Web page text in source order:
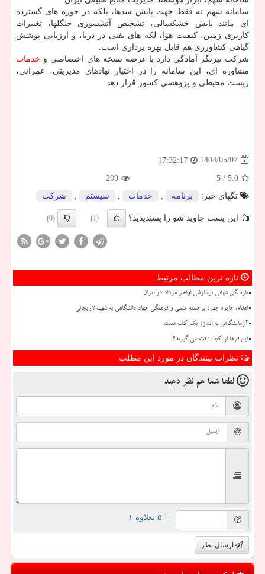
سامانه سهم نه فقط جهت پایش سدها، بلکه در حوزه های گسترده
ای مانند پایش خشکسالی، تشخیص آتشسوزی جنگلها، تغییرات
کاربری زمین، کیفیت هوا، لکه های نفتی در دریا، و ارزیابی پوشش
گیاهی کشاورزی هم قابل بهره برداری است.
شرکت تیزنگر آمادگی دارد با عرضه نسخه های اختصاصی و خدمات
مشاوره ای، این سامانه را در اختیار نهادهای مدیریتی، عمرانی،
زیست محیطی و پژوهشی کشور قرار دهد.
1404/05/07
17:32:17
5.0
/ 5
299
تگهای خبر:
برنامه , خدمات , سیستم , شركت
این پست جاوید شو را پسندیدید؟ (1)
(0)
تازه ترین مطالب مرتبط
بارندگی شهابی برساوشی اواخر مرداد در ایران
اهدای جایزه چهره برجسته علمی و فرهنگی جهاد دانشگاهی به شهید لاریجانی
آزمایشگاهی به اندازه یک کف دست
این فرها از کجا نشئت می گیرند؟
نظرات بینندگان در مورد این مطلب
لطفا شما هم نظر دهید
= ۵ بعلاوه ۱
ارسال نظر